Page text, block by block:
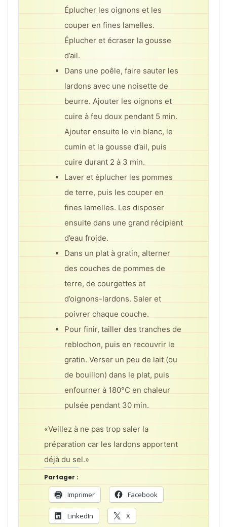
Éplucher les oignons et les
couper en fines lamelles.
Éplucher et écraser la gousse
d’ail.
Dans une poêle, faire sauter les
lardons avec une noisette de
beurre. Ajouter les oignons et
cuire à feu doux pendant 5 min.
Ajouter ensuite le vin blanc, le
cumin et la gousse d’ail, puis
cuire durant 2 à 3 min.
Laver et éplucher les pommes
de terre, puis les couper en
fines lamelles. Les disposer
ensuite dans une grand récipient
d’eau froide.
Dans un plat à gratin, alterner
des couches de pommes de
terre, de courgettes et
d’oignons-lardons. Saler et
poivrer chaque couche.
Pour finir, tailler des tranches de
reblochon, puis en recouvrir le
gratin. Verser un peu de lait (ou
de bouillon) dans le plat, puis
enfourner à 180°C en chaleur
pulsée pendant 30 min.
«Veillez à ne pas trop saler la
préparation car les lardons apportent
déjà du sel.»
Partager :
Imprimer Facebook
LinkedIn X